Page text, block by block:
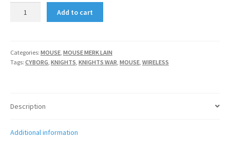
WIRELESS
MOUSE
Add to cart
Categories: MOUSE, MOUSE MERK LAIN
Tags: CYBORG, KNIGHTS, KNIGHTS WAR, MOUSE, WIRELESS
Description
Additional information